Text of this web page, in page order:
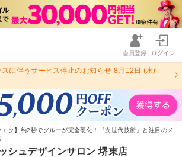
会員登録 ログイン
に伴うサービス停止のお知らせ 8月12日 (水)
ク】約2秒でグルーが完全硬化！『次世代技術』と注目のメ
シュデザインサロン 堺東店